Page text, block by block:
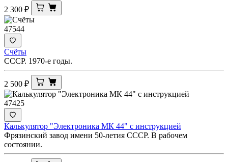
2 300 ₽
47544
Счёты
СССР. 1970-е годы.
2 500 ₽
47425
Калькулятор "Электроника МК 44" с инструкцией
Фрязинский завод имени 50-летия СССР. В рабочем
состоянии.